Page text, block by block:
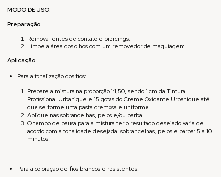
MODO DE USO:
Preparação
Remova lentes de contato e piercings.
Limpe a área dos olhos com um removedor de maquiagem.
Aplicação
Para a tonalização dos fios:
Prepare a mistura na proporção 1:1,50, sendo 1 cm da Tintura
Profissional Urbanique e 15 gotas do Creme Oxidante Urbanique até
que se forme uma pasta cremosa e uniforme.
Aplique nas sobrancelhas, pelos e/ou barba.
O tempo de pausa para a mistura ter o resultado desejado varia de
acordo com a tonalidade desejada: sobrancelhas, pelos e barba: 5 a 10
minutos.
Para a coloração de fios brancos e resistentes: